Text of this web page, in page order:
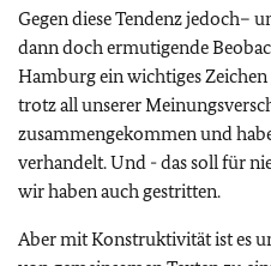
Gegen diese Tendenz jedoch–
dann doch ermutigende
Hamburg ein wichtiges
trotz all unserer
zusammengekommen und
verhandelt. Und - das soll für
wir haben auch gestritten.
Aber mit Konstruktivität ist es